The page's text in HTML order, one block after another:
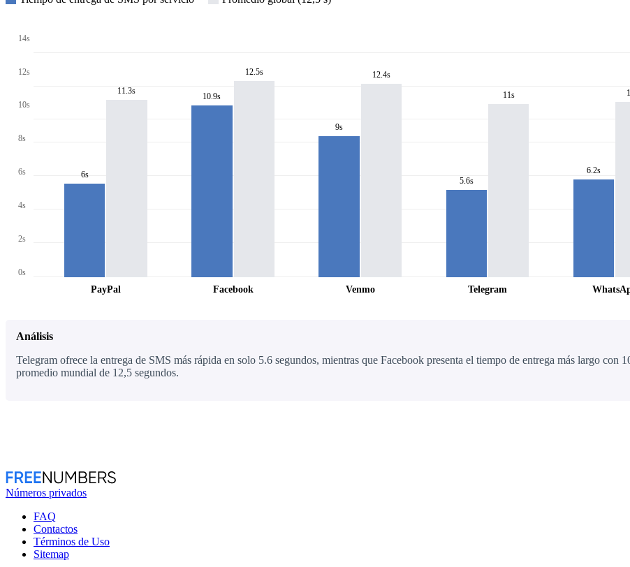
14s
12s
10s
8s
6s
4s
2s
0s
6s
11.3s
PayPal
10.9s
12.5s
Facebook
9s
12.4s
Venmo
5.6s
11s
Telegram
6.2s
Análisis
Telegram ofrece la entrega de SMS más rápida en solo 5.6 segundos, mientras que Facebook presenta el tiempo de entrega más largo con
promedio mundial de 12,5 segundos.
Números privados
FAQ
Contactos
Términos de Uso
Sitemap